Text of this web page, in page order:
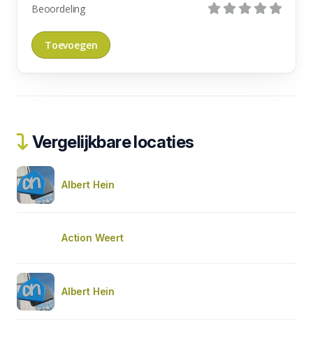
Beoordeling
Vergelijkbare locaties
Albert Hein
Action Weert
Albert Hein